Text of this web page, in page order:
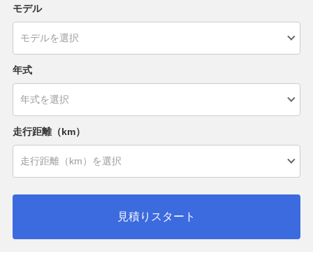
モデル
年式
走行距離（km）
見積りスタート